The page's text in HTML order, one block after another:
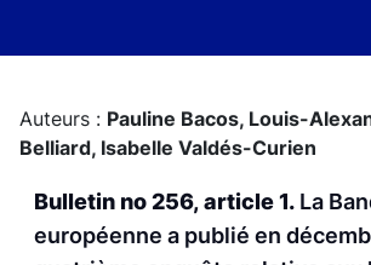
Auteurs : Pauline Bacos, Louis-
Belliard, Isabelle Valdés-Curien
Bulletin no 256, article 1. La
européenne a publié en